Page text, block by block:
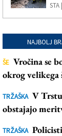
(BUMBACA)
STA |
NAJBOLJ
ŠE Vročina se
okrog velikega
TRŽAŠKA V
obstajajo
TRŽAŠKA